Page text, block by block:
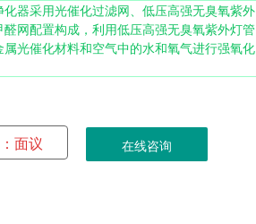
化器采用光催化过滤网、低压高强无臭氧紫外
网配置构成，利用低压高强无臭氧紫外灯管
属光催化材料和空气中的水和氧气进行强氧化
面议
在线咨询